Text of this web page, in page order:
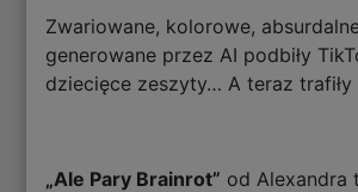
Zwariowane, kolorowe,
generowane przez AI podbiły
dziecięce zeszyty… A teraz trafiły
„Ale Pary Brainrot” od Alexandra